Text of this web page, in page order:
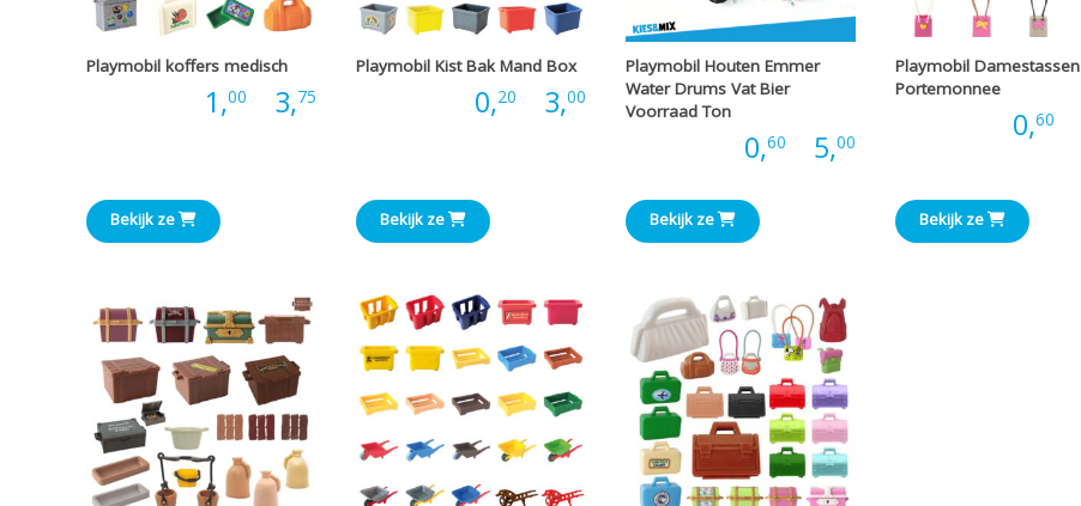
Playmobil koffers medisch
1,00 3,75Prijsklasse:
€3,75
Bekijk ze
Playmobil Kist Bak Mand Box
0,20 3,00Prijsklasse:
€3,00
Bekijk ze
Playmobil Houten Emmer
Water Drums Vat Bier
Voorraad Ton
0,60 5,00Prijsklasse:
€0,60
Bekijk ze
Playmobil Damestassen
Portemonnee
0,60
Bekijk ze